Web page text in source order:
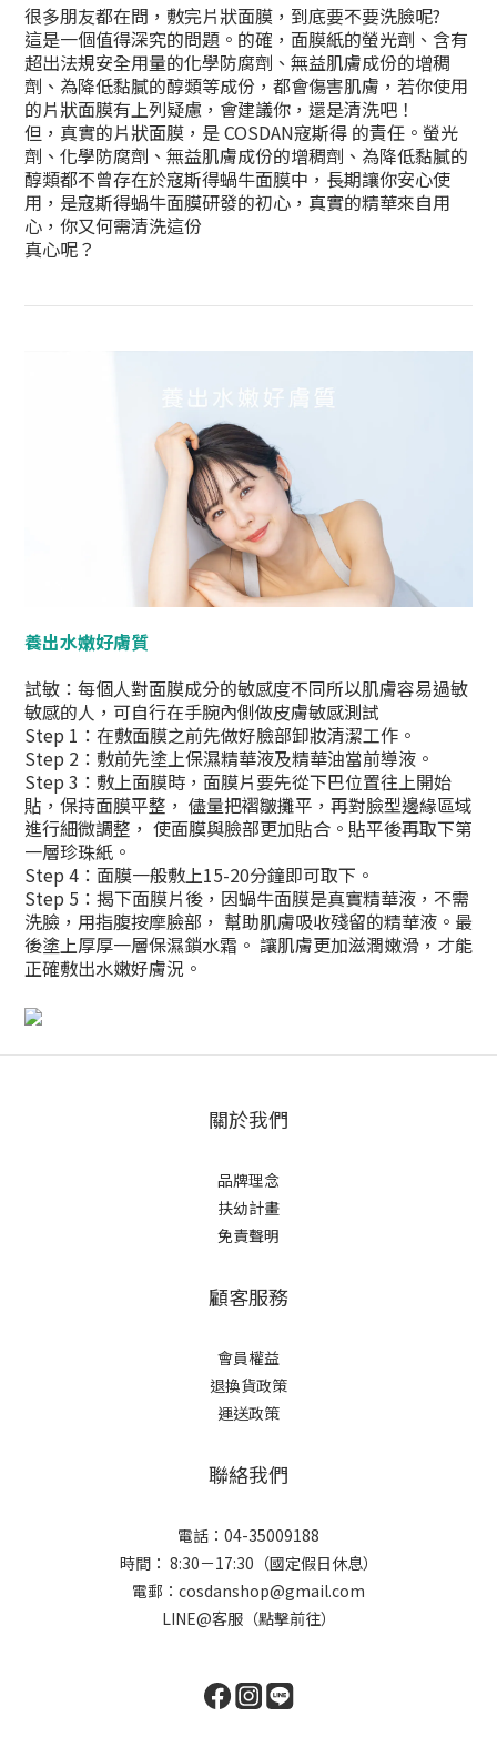
很多朋友都在問，敷完片狀面膜，到底要不要洗臉呢?
這是一個值得深究的問題。的確，面膜紙的螢光劑、含有
超出法規安全用量的化學防腐劑、無益肌膚成份的增稠
劑、為降低黏膩的醇類等成份，都會傷害肌膚，若你使用
的片狀面膜有上列疑慮，會建議你，還是清洗吧！
但，真實的片狀面膜，是 COSDAN寇斯得 的責任。螢光
劑、化學防腐劑、無益肌膚成份的增稠劑、為降低黏膩的
醇類都不曾存在於寇斯得蝸牛面膜中，長期讓你安心使
用，是寇斯得蝸牛面膜研發的初心，真實的精華來自用
心，你又何需清洗這份
真心呢？
養出水嫩好膚質
試敏：每個人對面膜成分的敏感度不同所以肌膚容易過敏
敏感的人，可自行在手腕內側做皮膚敏感測試
Step 1：在敷面膜之前先做好臉部卸妝清潔工作。
Step 2：敷前先塗上保濕精華液及精華油當前導液。
Step 3：敷上面膜時，面膜片要先從下巴位置往上開始
貼，保持面膜平整， 儘量把褶皺攤平，再對臉型邊緣區域
進行細微調整， 使面膜與臉部更加貼合。貼平後再取下第
一層珍珠紙。
Step 4：面膜一般敷上15-20分鐘即可取下。
Step 5：揭下面膜片後，因蝸牛面膜是真實精華液，不需
洗臉，用指腹按摩臉部， 幫助肌膚吸收殘留的精華液。最
後塗上厚厚一層保濕鎖水霜。 讓肌膚更加滋潤嫩滑，才能
正確敷出水嫩好膚況。
關於我們
品牌理念
扶幼計畫
免責聲明
顧客服務
會員權益
退換貨政策
運送政策
聯絡我們
電話：04-35009188
時間： 8:30－17:30（國定假日休息）
電郵：cosdanshop@gmail.com
LINE@客服（點擊前往）